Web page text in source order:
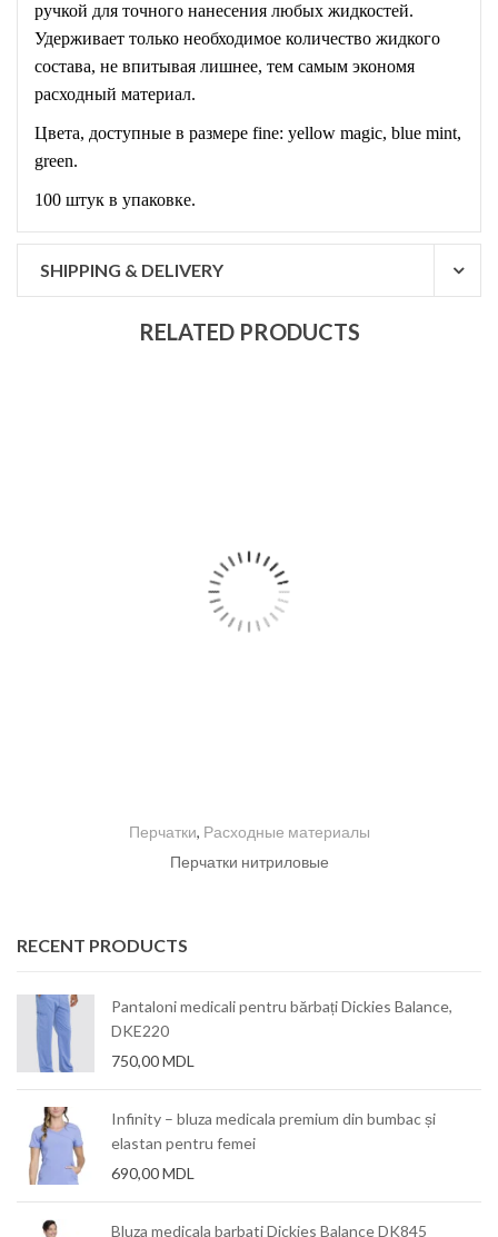
ручкой для точного нанесения любых жидкостей.
Удерживает только необходимое количество жидкого
состава, не впитывая лишнее, тем самым экономя
расходный материал.
Цвета, доступные в размере fine: yellow magic, blue mint,
green.
100 штук в упаковке.
SHIPPING & DELIVERY
RELATED PRODUCTS
Перчатки, Расходные материалы
Перчатки нитриловые
RECENT PRODUCTS
Pantaloni medicali pentru bărbați Dickies Balance,
DKE220
750,00MDL
Infinity – bluza medicala premium din bumbac și
elastan pentru femei
690,00MDL
Bluza medicala barbati Dickies Balance DK845